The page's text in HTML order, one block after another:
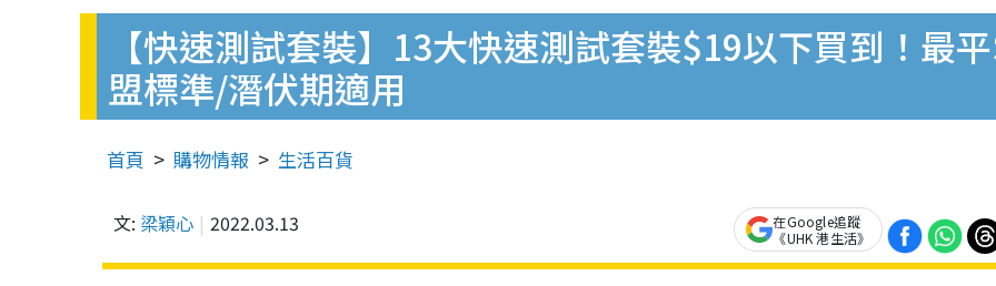
【快速測試套裝】13大快速測試套裝$19以下買到！最
盟標準/潛伏期適用
首頁 購物情報 生活百貨
文: 梁穎心 2022.03.13
在Google追蹤
《UHK 港生活》